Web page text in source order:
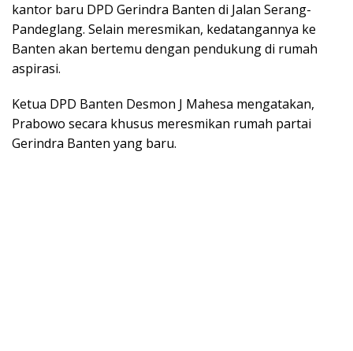
kantor baru DPD Gerindra Banten di Jalan Serang-
Pandeglang. Selain meresmikan, kedatangannya ke
Banten akan bertemu dengan pendukung di rumah
aspirasi.
Ketua DPD Banten Desmon J Mahesa mengatakan,
Prabowo secara khusus meresmikan rumah partai
Gerindra Banten yang baru.